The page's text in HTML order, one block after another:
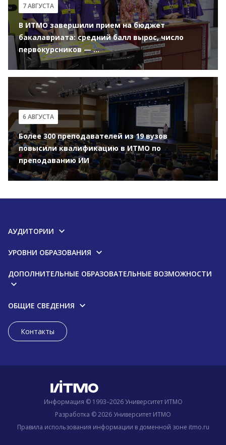
7 АВГУСТА
В ИТМО завершили прием на бюджет
бакалавриата: средний балл вырос, число
первокурсников — ...
6 АВГУСТА
Более 300 преподавателей из 19 вузов
повысили квалификацию в ИТМО по
преподаванию ИИ
АУДИТОРИИ
УРОВНИ ОБРАЗОВАНИЯ
ДОПОЛНИТЕЛЬНЫЕ ОБРАЗОВАТЕЛЬНЫЕ ВОЗМОЖНОСТИ
ОБЩИЕ СВЕДЕНИЯ
Контакты
Информация © 1993–2026 Университет ИТМО
Разработка © 2026 Университет ИТМО
Правила использования информации в доменной зоне itmo.ru